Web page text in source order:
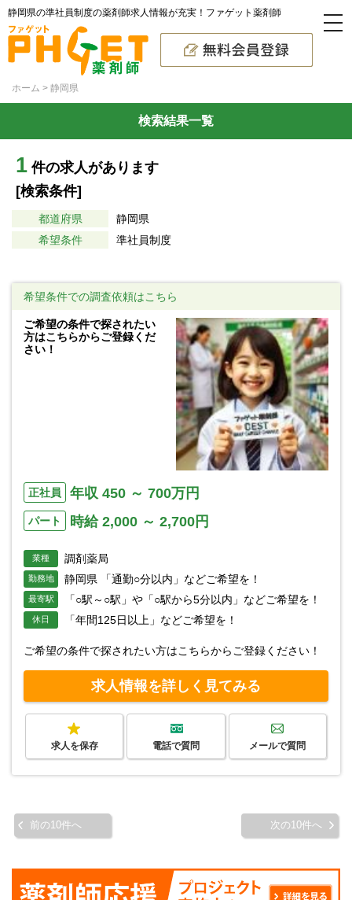
静岡県の準社員制度の薬剤師求人情報が充実！ファゲット薬剤師
ホーム 静岡県
検索結果一覧
1 件の求人があります
[検索条件]
都道府県
静岡県
希望条件
準社員制度
希望条件での調査依頼はこちら
ご希望の条件で探されたい
方はこちらからご登録くだ
さい！
正社員 年収 450 ～ 700万円
パート 時給 2,000 ～ 2,700円
業種 調剤薬局
勤務地 静岡県 「通勤○分以内」などご希望を！
最寄駅 「○駅～○駅」や「○駅から5分以内」などご希望を！
休日 「年間125日以上」などご希望を！
ご希望の条件で探されたい方はこちらからご登録ください！
求人情報を詳しく見てみる
求人を保存 電話で質問 メールで質問
前の10件へ 次の10件へ